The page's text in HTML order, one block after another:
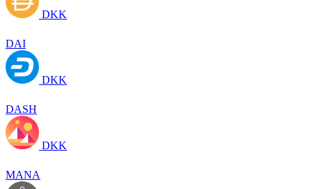
DKK
DAI
DKK
DASH
DKK
MANA